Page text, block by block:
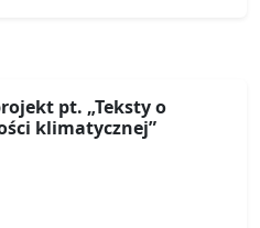
pt. „Teksty o
klimatycznej”